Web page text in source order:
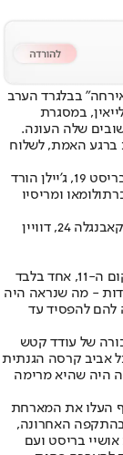
בבלגרד הערב
במסגרת
חשובים שלה העונה.
ברגע האמת, לשלוח
ג'ימי קלארק 23 נקודות, אושיי בריסט 19, ג'יילן הורד
ריימן, ג'ון דיברתולומאו ומריסיו
מקינלי רייט 26 נקודות, מפיונדו קאבנגלה 24, דוויין
כמה המשחק הזה היה קריטי? האורחת נמצאת במקום ה-11, אחד בלבד
- מה שנראה היה
להם להפסיד עד
של עודד קטש
אביב קרסה הגנתית
כשנראה היה שהיא מרימה
העלו את המארחת
בהתקפה האחרונה,
בריסט ועם